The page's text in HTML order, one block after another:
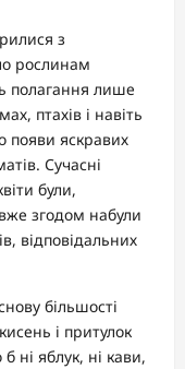
з
рослинам
полагання лише
птахів і навіть
появи яскравих
Сучасні
були,
згодом набули
відповідальних
більшості
і притулок
ні яблук, ні кави,